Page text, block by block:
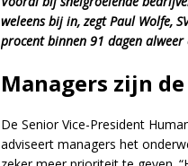
weleens bij in, zegt Paul Wolfe,
procent binnen 91 dagen
Managers zijn
De Senior Vice-President
adviseert managers het